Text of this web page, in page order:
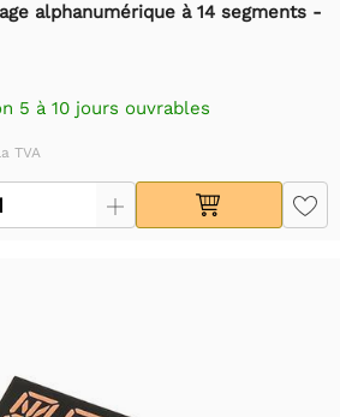
alphanumérique à 14 segments -
5 à 10 jours ouvrables
TVA